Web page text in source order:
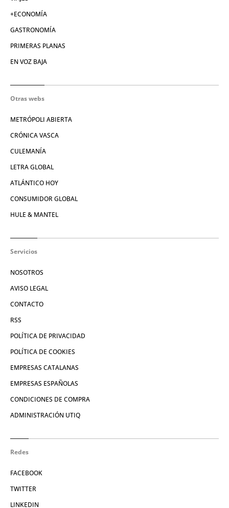
+ECONOMÍA
GASTRONOMÍA
PRIMERAS PLANAS
EN VOZ BAJA
Otras webs
METRÓPOLI ABIERTA
CRÓNICA VASCA
CULEMANÍA
LETRA GLOBAL
ATLÁNTICO HOY
CONSUMIDOR GLOBAL
HULE & MANTEL
Servicios
NOSOTROS
AVISO LEGAL
CONTACTO
RSS
POLÍTICA DE PRIVACIDAD
POLÍTICA DE COOKIES
EMPRESAS CATALANAS
EMPRESAS ESPAÑOLAS
CONDICIONES DE COMPRA
ADMINISTRACIÓN UTIQ
Redes
FACEBOOK
TWITTER
LINKEDIN